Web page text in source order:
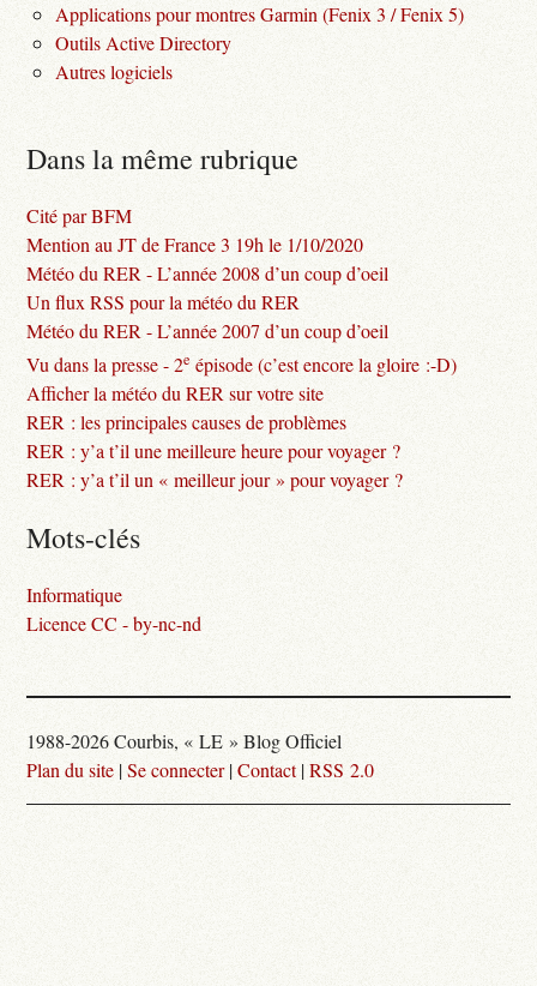
Applications pour montres Garmin (Fenix 3 / Fenix 5)
Outils Active Directory
Autres logiciels
Dans la même rubrique
Cité par BFM
Mention au JT de France 3 19h le 1/10/2020
Météo du RER - L’année 2008 d’un coup d’oeil
Un flux RSS pour la météo du RER
Météo du RER - L’année 2007 d’un coup d’oeil
Vu dans la presse - 2e épisode (c’est encore la gloire :-D)
Afficher la météo du RER sur votre site
RER : les principales causes de problèmes
RER : y’a t’il une meilleure heure pour voyager ?
RER : y’a t’il un « meilleur jour » pour voyager ?
Mots-clés
Informatique
Licence CC - by-nc-nd
1988-2026 Courbis, « LE » Blog Officiel
Plan du site |Se connecter|Contact|RSS 2.0